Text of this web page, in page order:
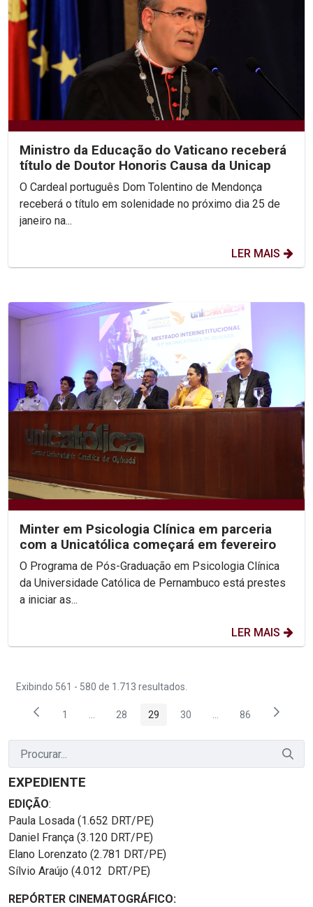
Ministro da Educação do Vaticano receberá
título de Doutor Honoris Causa da Unicap
O Cardeal português Dom Tolentino de Mendonça
receberá o título em solenidade no próximo dia 25 de
janeiro na...
LER MAIS
Minter em Psicologia Clínica em parceria
com a Unicatólica começará em fevereiro
O Programa de Pós-Graduação em Psicologia Clínica
da Universidade Católica de Pernambuco está prestes
a iniciar as...
LER MAIS
Exibindo 561 - 580 de 1.713 resultados.
Página
1 ...Páginas intermediárias Usar ABA para navegar.
Página
28 Página
29 Página
30 ...PáginasPágina
86
EXPEDIENTE
EDIÇÃO:
Paula Losada (1.652 DRT/PE)
Daniel França (3.120 DRT/PE)
Elano Lorenzato (2.781 DRT/PE)
Sílvio Araújo (4.012 DRT/PE)
REPÓRTER CINEMATOGRÁFICO: